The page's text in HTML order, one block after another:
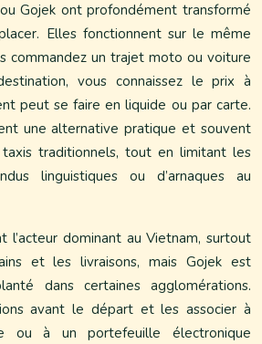
Gojek ont profondément transformé
Elles fonctionnent sur le même
commandez un trajet moto ou voiture
vous connaissez le prix à
peut se faire en liquide ou par carte.
une alternative pratique et souvent
traditionnels, tout en limitant les
linguistiques ou d’arnaques au
l’acteur dominant au Vietnam, surtout
et les livraisons, mais Gojek est
dans certaines agglomérations.
avant le départ et les associer à
ou à un portefeuille électronique